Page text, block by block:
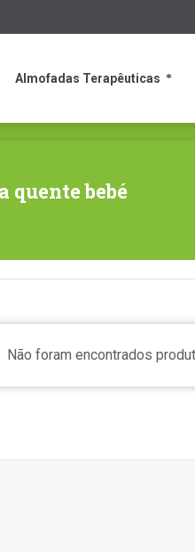
Almofadas Terapêuticas
quente bebé
Não foram encontrados